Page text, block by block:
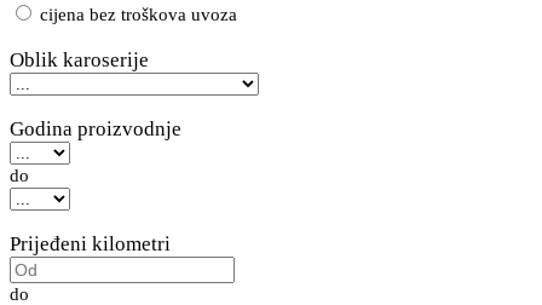
cijena bez troškova uvoza
Oblik karoserije
Godina proizvodnje
do
Prijeđeni kilometri
do